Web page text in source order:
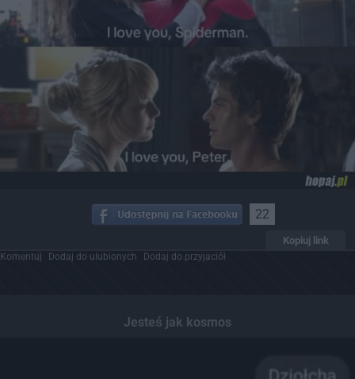
22
Kopiuj link
Komentuj Dodaj do ulubionych Dodaj do przyjaciół
Jesteś jak kosmos